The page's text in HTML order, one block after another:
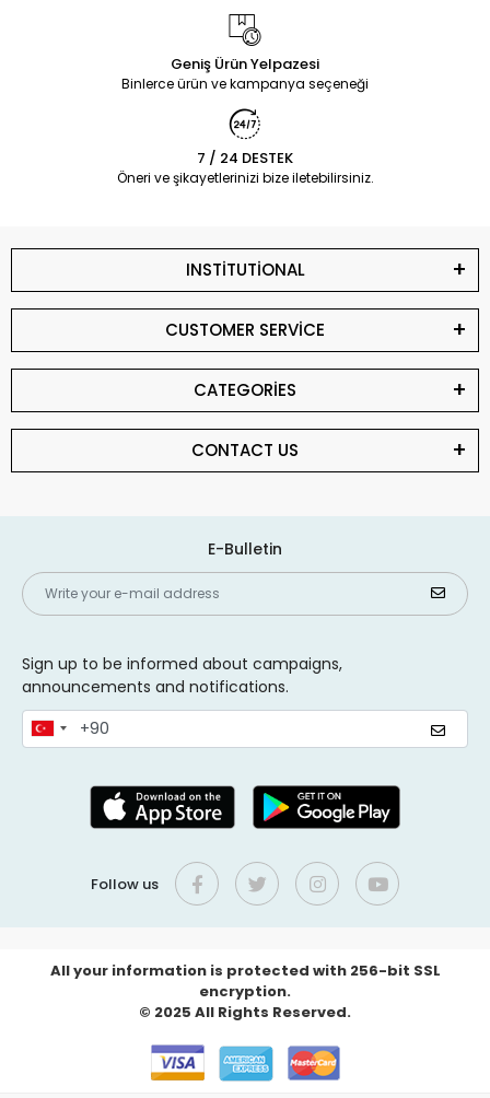
Geniş Ürün Yelpazesi
Binlerce ürün ve kampanya seçeneği
7 / 24 DESTEK
Öneri ve şikayetlerinizi bize iletebilirsiniz.
INSTİTUTİONAL
CUSTOMER SERVİCE
CATEGORİES
CONTACT US
E-Bulletin
Sign up to be informed about campaigns,
announcements and notifications.
Follow us
All your information is protected with 256-bit SSL
encryption.
© 2025 All Rights Reserved.